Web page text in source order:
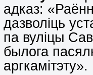
адказ:
дазволіць
па вуліцы
былога
аргкамітэту».